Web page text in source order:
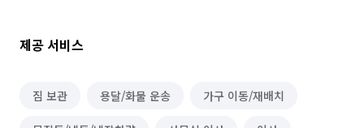
제공 서비스
짐 보관 용달/화물 운송 가구 이동/재배치